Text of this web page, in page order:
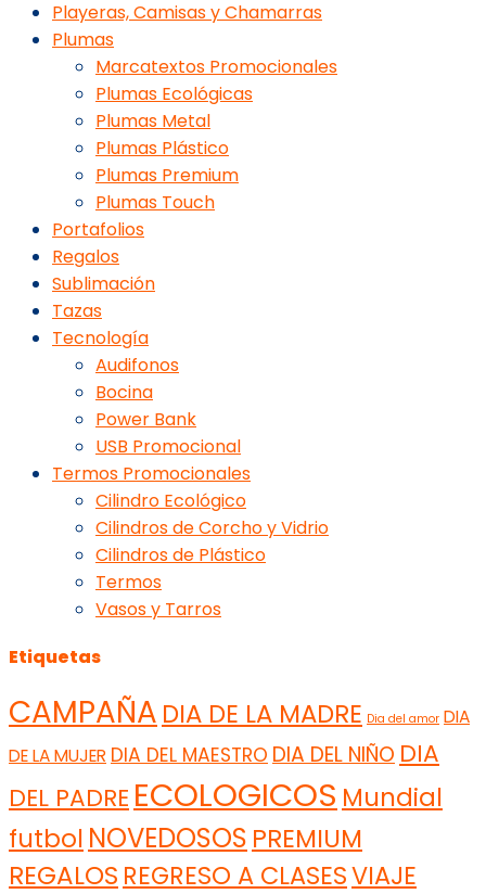
Playeras, Camisas y Chamarras
Plumas
Marcatextos Promocionales
Plumas Ecológicas
Plumas Metal
Plumas Plástico
Plumas Premium
Plumas Touch
Portafolios
Regalos
Sublimación
Tazas
Tecnología
Audifonos
Bocina
Power Bank
USB Promocional
Termos Promocionales
Cilindro Ecológico
Cilindros de Corcho y Vidrio
Cilindros de Plástico
Termos
Vasos y Tarros
Etiquetas
CAMPAÑA DIA DE LA MADRE Dia del amor DIA
DE LA MUJER DIA DEL MAESTRO DIA DEL NIÑO DIA
DEL PADRE ECOLOGICOS Mundial
futbol NOVEDOSOS PREMIUM
REGALOS REGRESO A CLASESVIAJE